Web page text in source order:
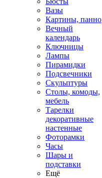
Вазы
Картины, панно
Вечный
календарь
Ключницы
Лампы
Пирамидки
Подсвечники
Скульптуры
Столы, комоды,
мебель
Тарелки
декоративные
настенные
Фоторамки
Часы
Шары и
подставки
Ещё